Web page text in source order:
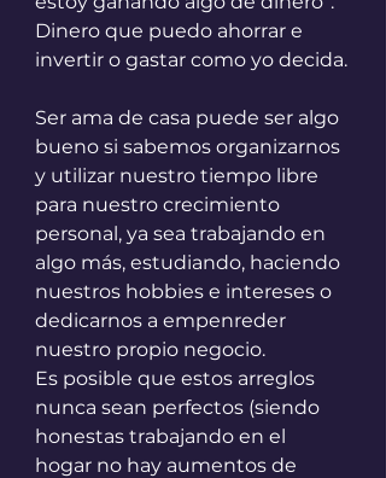
Dinero que puedo ahorrar e
invertir o gastar como yo decida.
Ser ama de casa puede ser algo
bueno si sabemos organizarnos
y utilizar nuestro tiempo libre
para nuestro crecimiento
personal, ya sea trabajando en
algo más, estudiando, haciendo
nuestros hobbies e intereses o
dedicarnos a empenreder
nuestro propio negocio.
Es posible que estos arreglos
nunca sean perfectos (siendo
honestas trabajando en el
hogar no hay aumentos de